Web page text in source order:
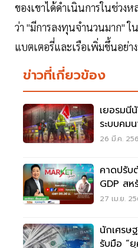
ของเขาได้ดำเนินการในช่วง
ว่า "มีการลงทุนจำนวนมาก" ใ
แบตเตอรี่และเรือเพิ่มขึ้นอย่า
ข่าวที่เกี่ยวข้อง
เยอรมนี
ระบบคม
26 มี.ค.
คาดปรับ
GDP สห
เงินเฟ้อ |
27 เม.ย.
นักเศรษ
รับมือ “